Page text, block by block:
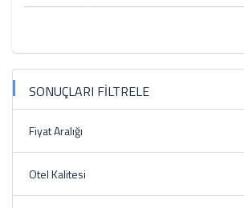
SONUÇLARI FİLTRELE
Fiyat Aralığı
Otel Kalitesi